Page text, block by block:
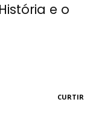
e o
CURTIR